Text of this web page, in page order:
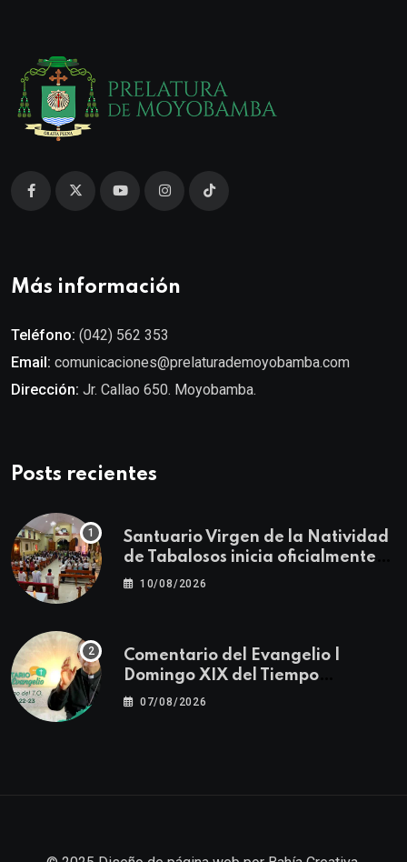
Más información
Teléfono: (042) 562 353
Email: comunicaciones@prelaturademoyobamba.com
Dirección: Jr. Callao 650. Moyobamba.
Posts recientes
Santuario Virgen de la Natividad
de Tabalosos inicia oficialmente
las actividades de la Festividad
10/08/2026
Comentario del Evangelio |
Domingo XIX del Tiempo
Ordinario | Mateo 14, 22-23
07/08/2026